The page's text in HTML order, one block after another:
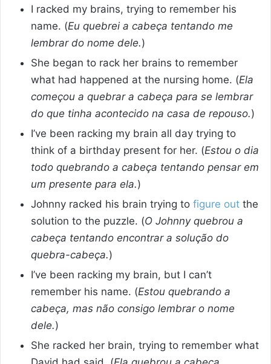
I racked my brains, trying to remember his
name. (Eu quebrei a cabeça tentando me
lembrar do nome dele.)
She began to rack her brains to remember
what had happened at the nursing home. (Ela
começou a quebrar a cabeça para se lembrar
do que tinha acontecido na casa de repouso.)
I’ve been racking my brain all day trying to
think of a birthday present for her. (Estou o dia
todo quebrando a cabeça tentando pensar em
um presente para ela.)
Johnny racked his brain trying to figure out the
solution to the puzzle. (O Johnny quebrou a
cabeça tentando encontrar a solução do
quebra-cabeça.)
I’ve been racking my brain, but I can’t
remember his name. (Estou quebrando a
cabeça, mas não consigo lembrar o nome
dele.)
She racked her brain, trying to remember what